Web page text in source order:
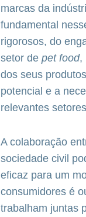
marcas da
fundamental
rigorosos, do
setor de pet food,
dos seus
potencial e a
relevantes
A colaboração
sociedade civil
eficaz para um
consumidores é
trabalham juntas